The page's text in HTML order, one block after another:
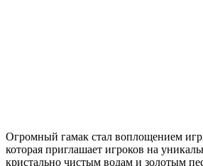
Огромный гамак стал воплощением
которая приглашает игроков на
кристально чистым водам и золотым